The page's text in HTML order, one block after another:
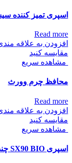
اسپری تمیز کننده
Read more
افزودن به علاقه
مقایسه کنید
مشاهده سریع
محافظ چرم وورث
Read more
افزودن به علاقه
مقایسه کنید
مشاهده سریع
اسپری SX90 BIO چند کاره